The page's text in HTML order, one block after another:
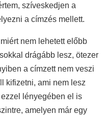
szíveskedjen a
a címzés mellett.
nem lehetett előbb
drágább lesz, ötezer
a címzett nem veszi
kifizetni, ami nem lesz
lényegében el is
amelyen már egy